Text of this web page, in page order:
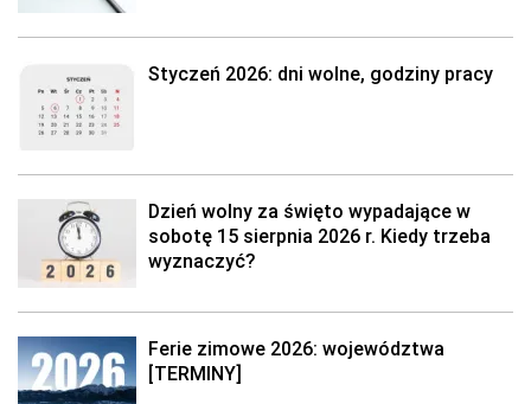
Styczeń 2026: dni wolne, godziny pracy
Dzień wolny za święto wypadające w
sobotę 15 sierpnia 2026 r. Kiedy trzeba
wyznaczyć?
Ferie zimowe 2026: województwa
[TERMINY]